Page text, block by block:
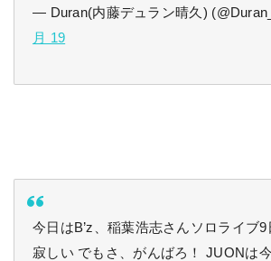
— Duran(内藤デュラン晴久)
月 19
今日はB’z、稲葉浩志さんソロライブ
寂しい でもさ、がんばろ！ JUONは